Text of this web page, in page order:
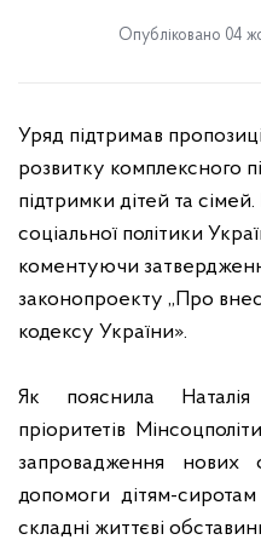
Опубліковано 04
Уряд підтримав
розвитку комплексного
підтримки дітей та
соціальної політики
коментуючи
законопроекту „Про
кодексу України».
Як пояснила
пріоритетів
запровадження нових
допомоги дітям-
складні життєві